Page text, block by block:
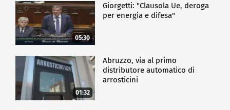
05:30
Giorgetti: "Clausola Ue, deroga
per energia e difesa"
01:32
Abruzzo, via al primo
distributore automatico di
arrosticini